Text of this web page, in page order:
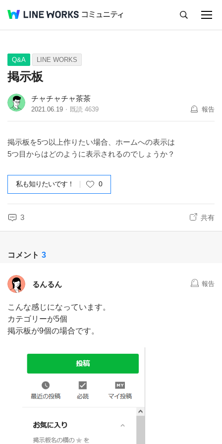
Q&A Tips Ideas
Q&A LINE WORKS
掲示板
チャチャチャ茶茶
2021.06.19 既読 4639 報告
掲示板を5つ以上作りたい場合、ホームへの表示は
5つ目からはどのように表示されるのでしょうか？
私も知りたいです！ 0
3 共有
コメント 3
るんるん 報告
こんな感じになっています。
カテゴリーが5個
掲示板が9個の場合です。